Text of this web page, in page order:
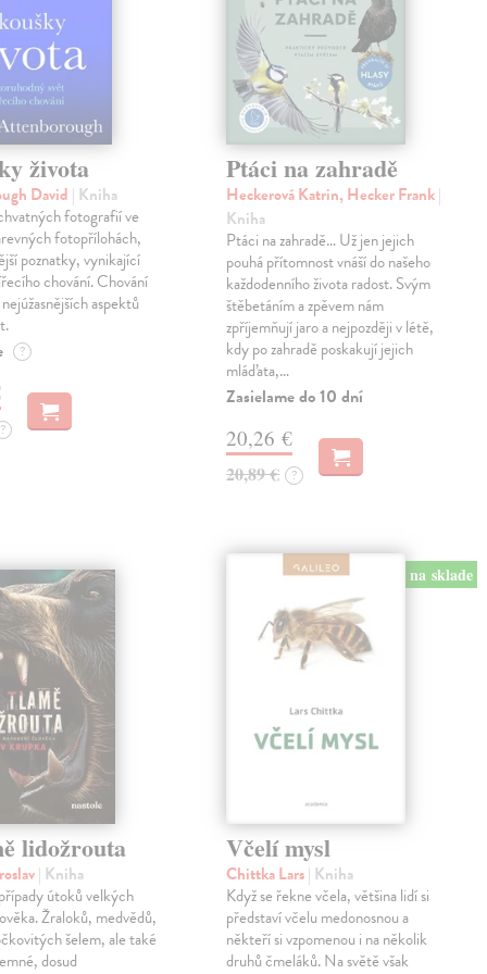
života
David | Kniha
fotografií ve
fotopřílohách,
poznatky, vynikající
chování. Chování
aspektů
?
?
Ptáci na zahradě
Heckerová Katrin, Hecker Frank|
Kniha
Ptáci na zahradě… Už jen jejich
pouhá přítomnost vnáší do našeho
každodenního života radost. Svým
štěbetáním a zpěvem nám
zpříjemňují jaro a nejpozději v létě,
kdy po zahradě poskakují jejich
mláďata,…
Zasielame do 10 dní
20,26 €
20,89 € ?
lidožrouta
| Kniha
útoků velkých
Žraloků, medvědů,
šelem, ale také
dosud
na sklade
Včelí mysl
Chittka Lars| Kniha
Když se řekne včela, většina lidí si
představí včelu medonosnou a
někteří si vzpomenou i na několik
druhů čmeláků. Na světě však